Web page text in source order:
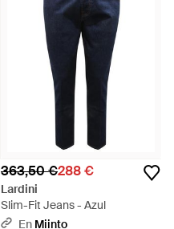
363,50 €288 €
Lardini
Slim-Fit Jeans - Azul
En Miinto